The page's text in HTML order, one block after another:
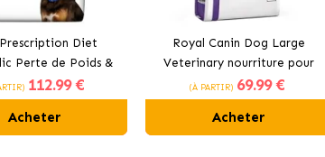
Diet
Perte de Poids &
pour chiens
112.99 €
Acheter
Royal Canin Dog Large
Veterinary nourriture pour
chiens de taille grande
(À PARTIR) 69.99 €
Acheter